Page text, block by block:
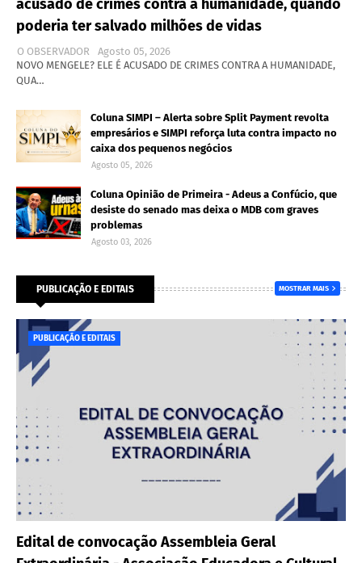
acusado de crimes contra a humanidade, quando
poderia ter salvado milhões de vidas
O OBSERVADOR
Agosto 05, 2026
NOVO MENGELE? ELE É ACUSADO DE CRIMES CONTRA A HUMANIDADE,
QUA…
Coluna SIMPI – Alerta sobre Split Payment revolta
empresários e SIMPI reforça luta contra impacto no
caixa dos pequenos negócios
Agosto 05, 2026
Coluna Opinião de Primeira - Adeus a Confúcio, que
desiste do senado mas deixa o MDB com graves
problemas
Agosto 03, 2026
PUBLICAÇÃO E EDITAIS MOSTRAR MAIS
PUBLICAÇÃO E EDITAIS
Edital de convocação Assembleia Geral